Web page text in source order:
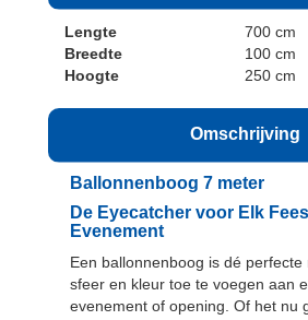
Lengte
700 cm
Breedte
100 cm
Hoogte
250 cm
Omschrijving
Ballonnenboog 7 meter
De Eyecatcher voor Elk
Evenement
Een ballonnenboog is dé
sfeer en kleur toe te voegen aan
evenement of opening. Of het nu